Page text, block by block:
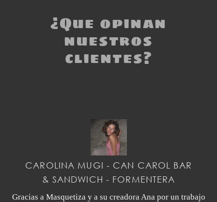
¿Que opinan
nuestros
clientes?
CAROLINA MUGI - CAN CAROL BAR
& SANDWICH - FORMENTERA
Gracias a Masquetiza y a su creadora Ana por un trabajo